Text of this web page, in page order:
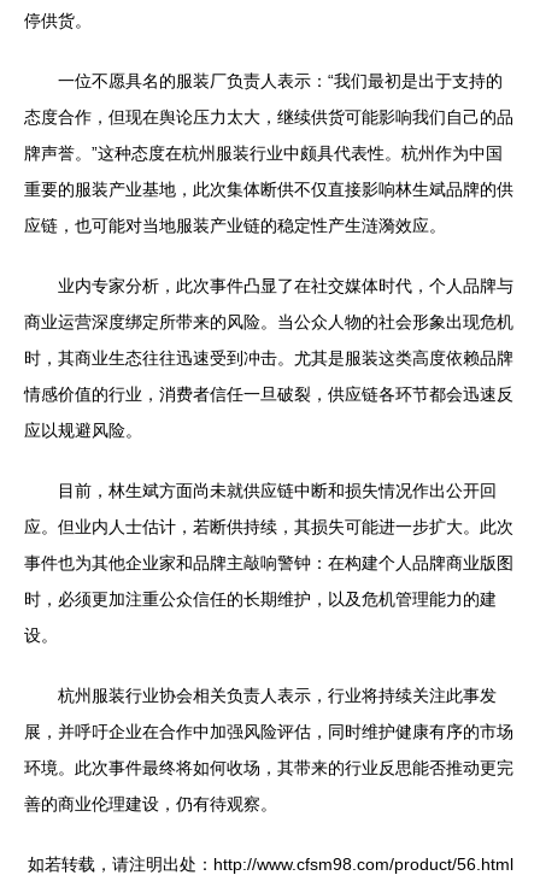
停供货。
一位不愿具名的服装厂负责人表示：“我们最初是出于支持的
态度合作，但现在舆论压力太大，继续供货可能影响我们自己的品
牌声誉。”这种态度在杭州服装行业中颇具代表性。杭州作为中国
重要的服装产业基地，此次集体断供不仅直接影响林生斌品牌的供
应链，也可能对当地服装产业链的稳定性产生涟漪效应。
业内专家分析，此次事件凸显了在社交媒体时代，个人品牌与
商业运营深度绑定所带来的风险。当公众人物的社会形象出现危机
时，其商业生态往往迅速受到冲击。尤其是服装这类高度依赖品牌
情感价值的行业，消费者信任一旦破裂，供应链各环节都会迅速反
应以规避风险。
目前，林生斌方面尚未就供应链中断和损失情况作出公开回
应。但业内人士估计，若断供持续，其损失可能进一步扩大。此次
事件也为其他企业家和品牌主敲响警钟：在构建个人品牌商业版图
时，必须更加注重公众信任的长期维护，以及危机管理能力的建
设。
杭州服装行业协会相关负责人表示，行业将持续关注此事发
展，并呼吁企业在合作中加强风险评估，同时维护健康有序的市场
环境。此次事件最终将如何收场，其带来的行业反思能否推动更完
善的商业伦理建设，仍有待观察。
如若转载，请注明出处：http://www.cfsm98.com/product/56.html